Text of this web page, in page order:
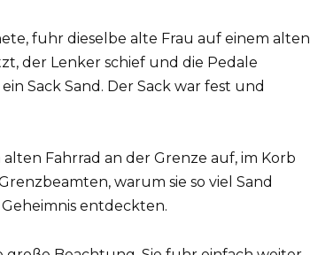
fuhr dieselbe alte Frau auf einem alten
der Lenker schief und die Pedale
Sack Sand. Der Sack war fest und
Fahrrad an der Grenze auf, im Korb
warum sie so viel Sand
entdeckten.